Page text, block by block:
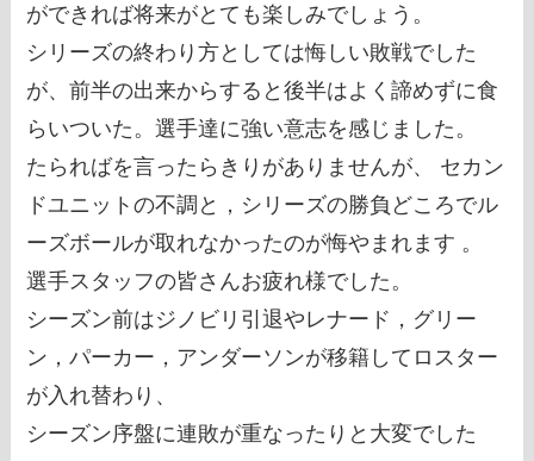
ができれば将来がとても楽しみでしょう。
シリーズの終わり方としては悔しい敗戦でした
が、前半の出来からすると後半はよく諦めずに食
らいついた。選手達に強い意志を感じました。
たらればを言ったらきりがありませんが、 セカン
ドユニットの不調と，シリーズの勝負どころでル
ーズボールが取れなかったのが悔やまれます 。
選手スタッフの皆さんお疲れ様でした。
シーズン前はジノビリ引退やレナード，グリー
ン，パーカー，アンダーソンが移籍してロスター
が入れ替わり、
シーズン序盤に連敗が重なったりと大変でした